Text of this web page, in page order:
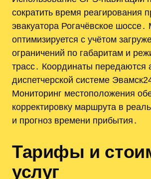
сократить время реагирования
эвакуатора Рогачёвское
оптимизируется с учётом
ограничений по габаритам и
трасс․ Координаты передаются
диспетчерской системе
Мониторинг местоположения
корректировку маршрута в
и прогноз времени прибытия․
Тарифы и
услуг